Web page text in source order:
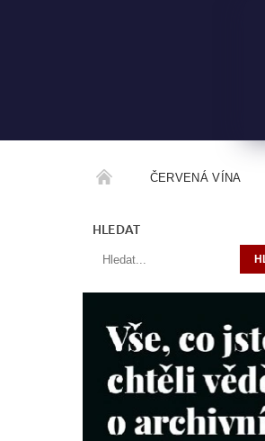
ČERVENÁ VÍNA
ROČNÍKOVÝ ALKOHOL
HLEDAT